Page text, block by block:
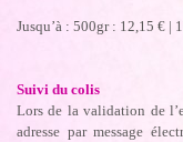
Jusqu’à : 500gr : 12,15 € |
Suivi du colis
Lors de la validation de
adresse par message